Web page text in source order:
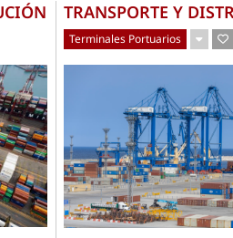
TRANSPORTE Y
Terminales Portuarios